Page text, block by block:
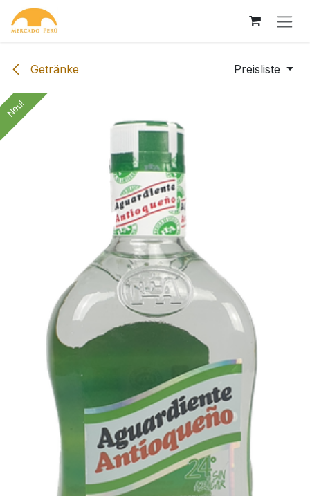
Zum Inhalt springen
Getränke Preisliste
Neu!